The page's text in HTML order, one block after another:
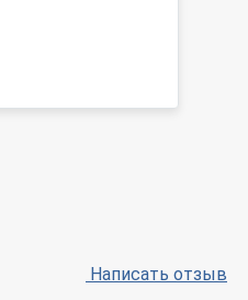
Написать отзыв